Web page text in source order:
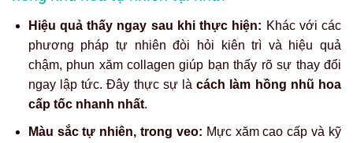
Hiệu quả thấy ngay sau khi thực hiện: Khác với các
phương pháp tự nhiên đòi hỏi kiên trì và hiệu quả
chậm, phun xăm collagen giúp bạn thấy rõ sự thay đổi
ngay lập tức. Đây thực sự làcách làm hồng nhũ hoa
cấp tốc nhanh nhất.
Màu sắc tự nhiên, trong veo: Mực xăm cao cấp và kỹ